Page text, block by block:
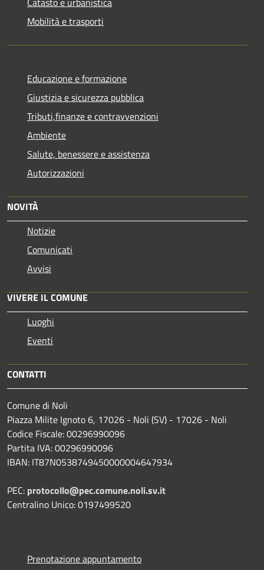
Mobilità e trasporti
Educazione e formazione
Giustizia e sicurezza pubblica
Tributi,finanze e contravvenzioni
Ambiente
Salute, benessere e assistenza
Autorizzazioni
NOVITÀ
Notizie
Comunicati
Avvisi
VIVERE IL COMUNE
Luoghi
Eventi
CONTATTI
Comune di Noli
Piazza Milite Ignoto 6, 17026 - Noli (SV) - 17026 - Noli
Codice Fiscale: 00296990096
Partita IVA: 00296990096
IBAN: IT87N0538749450000004647934
PEC: protocollo@pec.comune.noli.sv.it
Centralino Unico: 0197499520
Prenotazione appuntamento